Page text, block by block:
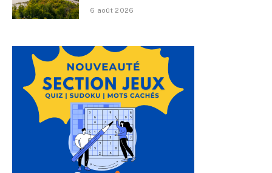
6 août 2026